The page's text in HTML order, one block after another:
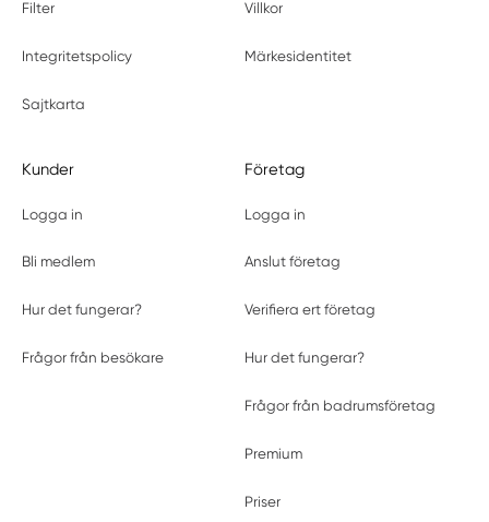
Filter Villkor
Integritetspolicy Märkesidentitet
Sajtkarta
Kunder
Logga in
Bli medlem
Hur det fungerar?
Frågor från besökare
Företag
Logga in
Anslut företag
Verifiera ert företag
Hur det fungerar?
Frågor från badrumsföretag
Premium
Priser